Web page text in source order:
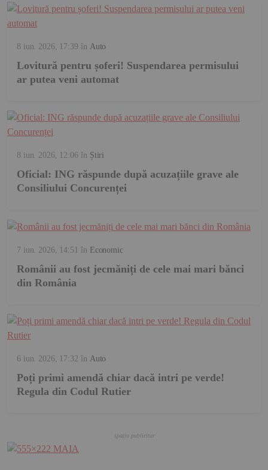
8 iun. 2026, 17:39 în Auto
Lovitură pentru șoferi! Suspendarea permisului
ar putea veni automat
8 iun. 2026, 12:06 în Știri
Oficial: ING răspunde după acuzațiile grave ale
Consiliului Concurenței
7 iun. 2026, 14:51 în Economic
Românii au fost jecmăniți de cele mai mari bănci
din România
6 iun. 2026, 17:32 în Auto
Poți primi amendă chiar dacă intri pe verde!
Regula din Codul Rutier